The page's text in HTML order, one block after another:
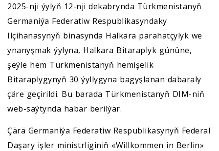
2025-nji ýylyň 12-nji dekabrynda Türkmenistanyň
Germaniýa Federatiw Respublikasyndaky
Ilçihanasynyň binasynda Halkara parahatçylyk we
ynanyşmak ýylyna, Halkara Bitaraplyk gününe,
şeýle hem Türkmenistanyň hemişelik
Bitaraplygynyň 30 ýyllygyna bagyşlanan dabaraly
çäre geçirildi. Bu barada Türkmenistanyň DIM-niň
web-saýtynda habar berilýär.
Çärä Germaniýa Federatiw Respublikasynyň Federal
Daşary işler ministrliginiň «Willkommen in Berlin»